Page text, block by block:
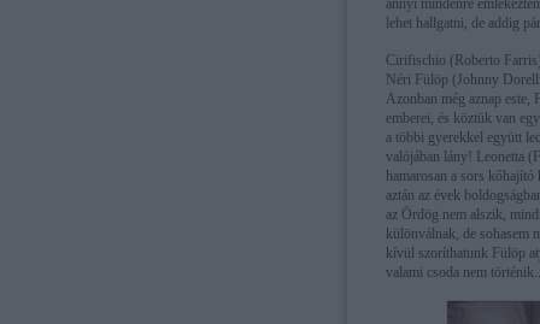
annyi mindenre
lehet hallgatni, de addig
Cirifischio (Roberto
Néri Fülöp (Johnny
Azonban még aznap este,
emberei, és köztük van
a többi gyerekkel együtt
valójában lány! Leonetta
hamarosan a sors
aztán az évek
az Ördög nem alszik,
különválnak, de sohasem
kívül szoríthatunk Fülöp
valami csoda nem